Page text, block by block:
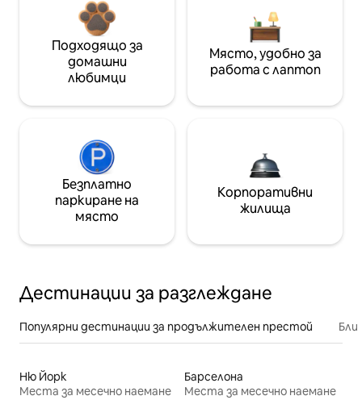
Подходящо за
домашни
любимци
Място, удобно за
работа с лаптоп
Безплатно
паркиране на
място
Корпоративни
жилища
Дестинации за разглеждане
Популярни дестинации за продължителен престой
Ню Йорк
Места за месечно наемане
Барселона
Места за месечно наемане